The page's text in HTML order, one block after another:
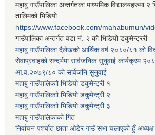
महाबु गाउँपालिका अन्तर्गतका माध्यमिक विद्यालयहरुमा २
तालिमको भिडियो
https://www.facebook.com/mahabumun/
गाउँपालिका अन्तर्गत वडा नं. २ को भिडियो डकुमेन्ट्ररी
महाबु गाउँपालिका दैलेखको आर्थिक वर्ष २०८०/८१ को
सेवाप्रवाहको सन्दर्भमा सार्वजनिक सुनुवाई कार्यक्रम
आ.व.२०७९/८० को सार्वजनि सुनुवाई
महाबु गाउँपालिकाो भिडियो डकुमेन्ट्री १
महाबु गाउँपालिकाो भिडियो डकुमेन्ट्री २
महाबु गाउँपालिकाो भिडियो डकुमेन्ट्री ३
महाबु गाउँपालिकाको गित
निर्वाचन पर्श्चात छाता ओडेर गाउँ सभा चलाएको हुँ